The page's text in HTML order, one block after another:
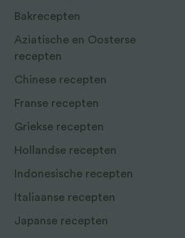
Bakrecepten
Aziatische en Oosterse
recepten
Chinese recepten
Franse recepten
Griekse recepten
Hollandse recepten
Indonesische recepten
Italiaanse recepten
Japanse recepten